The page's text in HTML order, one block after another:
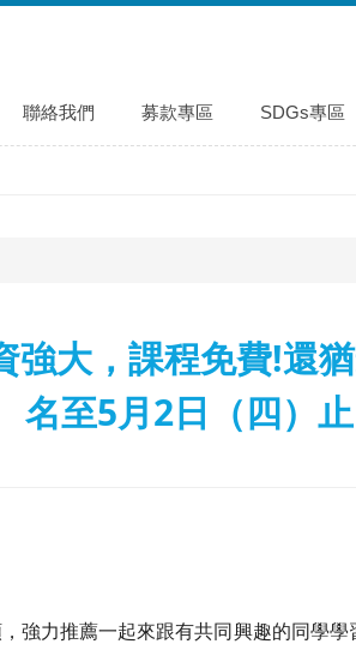
聯絡我們 募款專區 SDGs專區
強大，課程免費!還
名至5月2日（四）止
強力推薦一起來跟有共同興趣的同學學